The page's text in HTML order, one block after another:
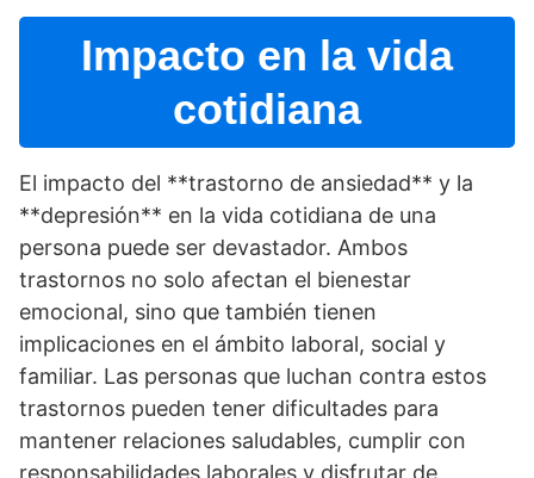
Impacto en la vida
cotidiana
El impacto del **trastorno de ansiedad** y la
**depresión** en la vida cotidiana de una
persona puede ser devastador. Ambos
trastornos no solo afectan el bienestar
emocional, sino que también tienen
implicaciones en el ámbito laboral, social y
familiar. Las personas que luchan contra estos
trastornos pueden tener dificultades para
mantener relaciones saludables, cumplir con